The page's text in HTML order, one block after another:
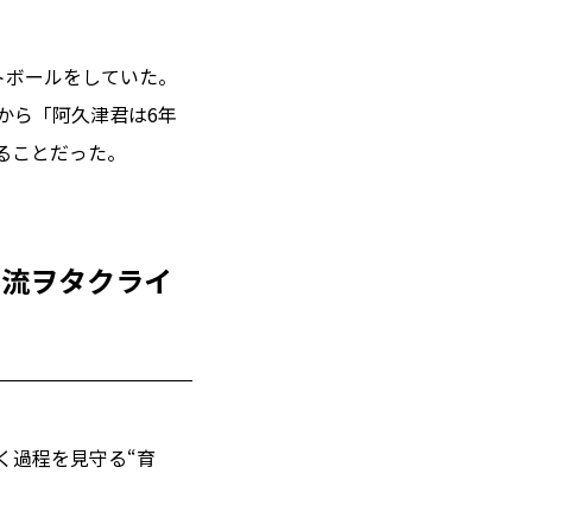
ールをしていた。
ら「阿久津君は6年
とだった。
ヲタクライ
過程を見守る“育